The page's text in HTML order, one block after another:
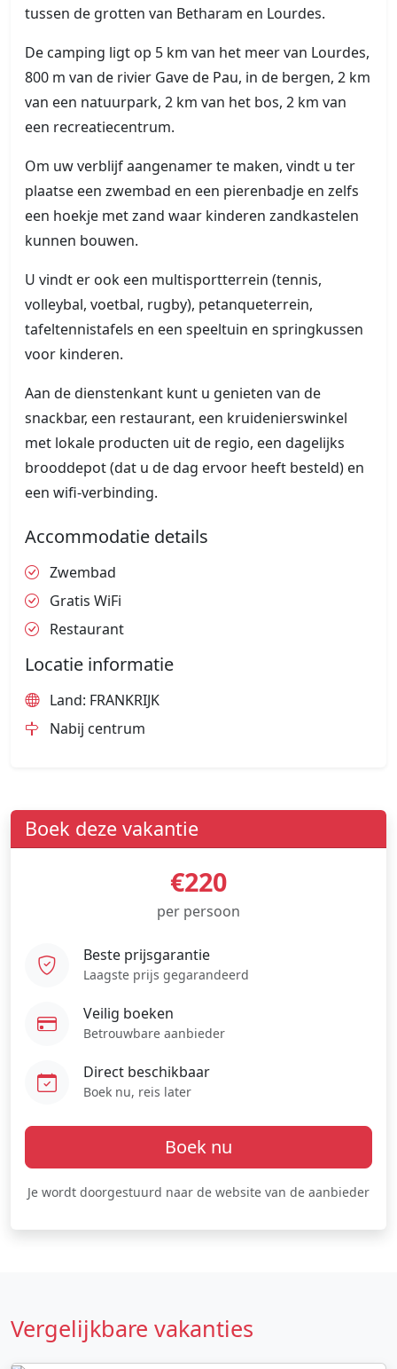
tussen de grotten van Betharam en Lourdes.
De camping ligt op 5 km van het meer van Lourdes,
800 m van de rivier Gave de Pau, in de bergen, 2 km
van een natuurpark, 2 km van het bos, 2 km van
een recreatiecentrum.
Om uw verblijf aangenamer te maken, vindt u ter
plaatse een zwembad en een pierenbadje en zelfs
een hoekje met zand waar kinderen zandkastelen
kunnen bouwen.
U vindt er ook een multisportterrein (tennis,
volleybal, voetbal, rugby), petanqueterrein,
tafeltennistafels en een speeltuin en springkussen
voor kinderen.
Aan de dienstenkant kunt u genieten van de
snackbar, een restaurant, een kruidenierswinkel
met lokale producten uit de regio, een dagelijks
brooddepot (dat u de dag ervoor heeft besteld) en
een wifi-verbinding.
Accommodatie details
Zwembad
Gratis WiFi
Restaurant
Locatie informatie
Land: FRANKRIJK
Nabij centrum
Boek deze vakantie
€220
per persoon
Beste prijsgarantie
Laagste prijs gegarandeerd
Veilig boeken
Betrouwbare aanbieder
Direct beschikbaar
Boek nu, reis later
Boek nu
Je wordt doorgestuurd naar de website van de aanbieder
Vergelijkbare vakanties